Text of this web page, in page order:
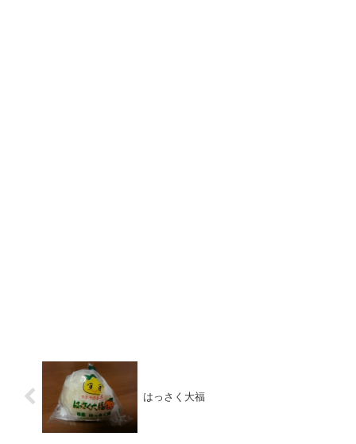
はっさく大福